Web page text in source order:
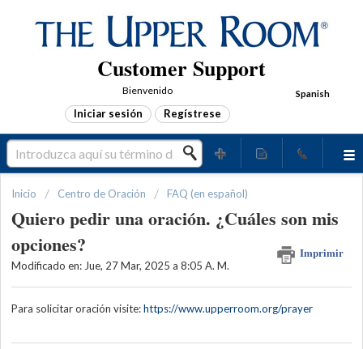
Customer Support
Spanish
Bienvenido
Iniciar sesión Regístrese
Inicio Centro de Oración FAQ (en español)
Quiero pedir una oración. ¿Cuáles son mis
opciones?
Imprimir
Modificado en: Jue, 27 Mar, 2025 a 8:05 A. M.
Para solicitar oración visite:https://www.upperroom.org/prayer